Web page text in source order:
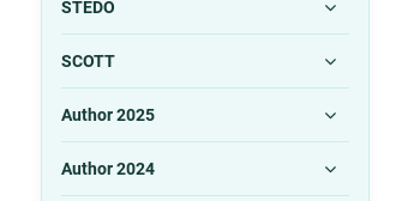
STEDO
SCOTT
Author 2025
Author 2024